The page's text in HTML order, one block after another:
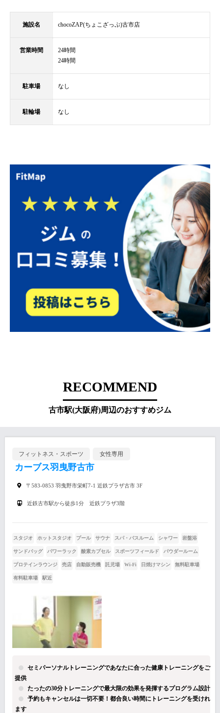
施設名 chocoZAP(ちょこざっぷ)古市店
営業時間
24時間
24時間
駐車場 なし
駐輪場 なし
RECOMMEND
古市駅(大阪府)周辺のおすすめジム
フィットネス・スポーツ 女性専用
カーブス羽曳野古市
〒583-0853 羽曳野市栄町7-1 近鉄プラザ古市 3F
近鉄古市駅から徒歩1分 近鉄プラザ3階
スタジオ ホットスタジオ プール サウナ スパ・バスルーム シャワー 岩盤浴
サンドバッグ パワーラック 酸素カプセル スポーツフィールド パウダールーム
プロテインラウンジ 売店 自動販売機 託児場 Wi-Fi 日焼けマシン 無料駐車場
有料駐車場 駅近
セミパーソナルトレーニングであなたに合った健康トレーニングをご
提供
たったの30分トレーニングで最大限の効果を発揮するプログラム設計
予約もキャンセルは一切不要！都合良い時間にトレーニングを受けれ
ます